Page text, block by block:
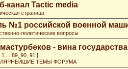
канал Tactic media
страница
№1 российской военной
политические вопросы
- вина государства
1 89 90 91 ]
ТЕМЫ ФОРУМА